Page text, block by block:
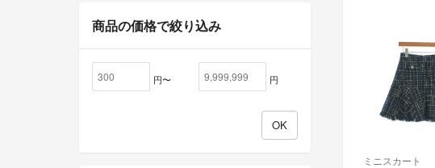
ミニスカート
商品の価格で絞り込み
円〜 円